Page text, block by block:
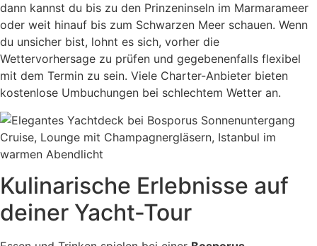
dann kannst du bis zu den Prinzeninseln im Marmarameer
oder weit hinauf bis zum Schwarzen Meer schauen. Wenn
du unsicher bist, lohnt es sich, vorher die
Wettervorhersage zu prüfen und gegebenenfalls flexibel
mit dem Termin zu sein. Viele Charter-Anbieter bieten
kostenlose Umbuchungen bei schlechtem Wetter an.
Kulinarische Erlebnisse auf
deiner Yacht-Tour